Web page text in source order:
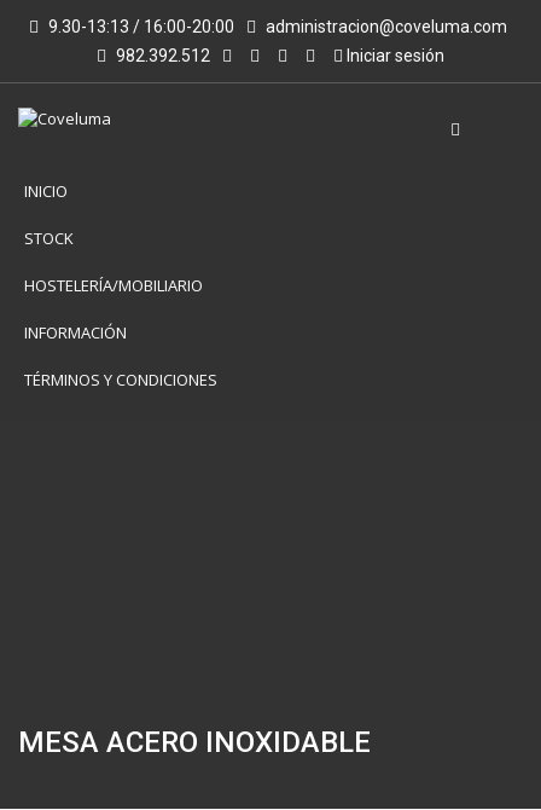
9.30-13:13 / 16:00-20:00
administracion@coveluma.com
982.392.512
Iniciar sesión
INICIO
STOCK
HOSTELERÍA/MOBILIARIO
INFORMACIÓN
TÉRMINOS Y CONDICIONES
MESA ACERO INOXIDABLE